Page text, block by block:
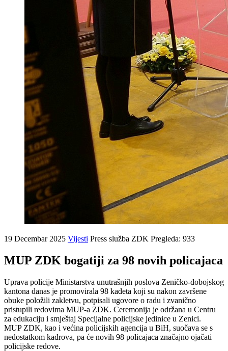
19 Decembar 2025 Vijesti Press služba ZDK Pregleda: 933
MUP ZDK bogatiji za 98 novih policajaca
Uprava policije Ministarstva unutrašnjih poslova Zeničko-dobojskog
kantona danas je promovirala 98 kadeta koji su nakon završene
obuke položili zakletvu, potpisali ugovore o radu i zvanično
pristupili redovima MUP-a ZDK. Ceremonija je održana u Centru
za edukaciju i smještaj Specijalne policijske jedinice u Zenici.
MUP ZDK, kao i većina policijskih agencija u BiH, suočava se s
nedostatkom kadrova, pa će novih 98 policajaca značajno ojačati
policijske redove.